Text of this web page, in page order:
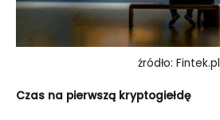
źródło: Fintek.pl
Czas na pierwszą kryptogiełdę